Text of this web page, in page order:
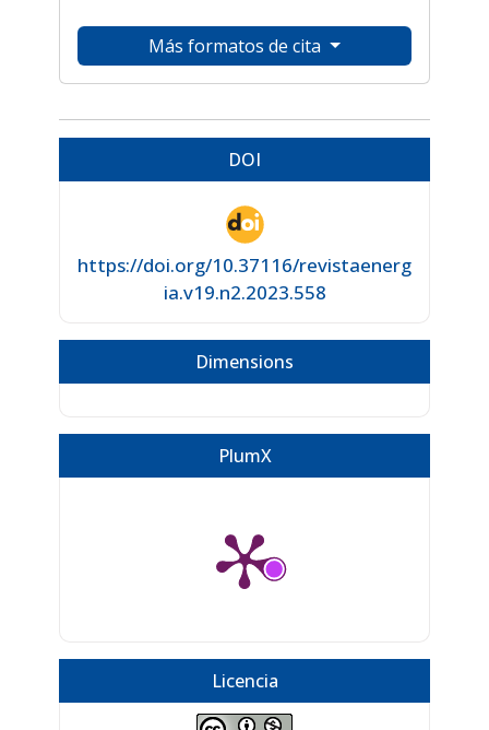
Más formatos de cita
DOI
https://doi.org/10.37116/revistaenerg
ia.v19.n2.2023.558
Dimensions
PlumX
Licencia